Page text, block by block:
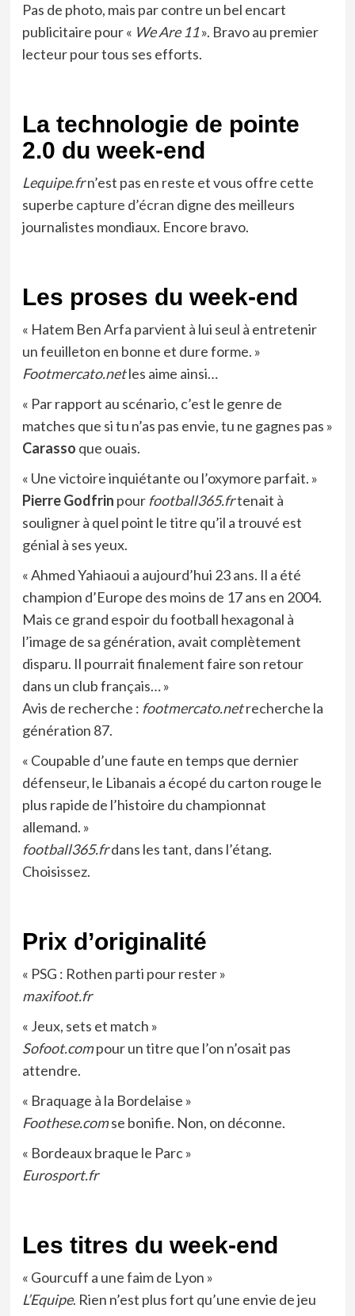
Pas de photo, mais par contre un bel encart
publicitaire pour « We Are 11». Bravo au premier
lecteur pour tous ses efforts.
La technologie de pointe
2.0 du week-end
Lequipe.frn’est pas en reste et vous offre cette
superbe capture d’écran digne des meilleurs
journalistes mondiaux. Encore bravo.
Les proses du week-end
« Hatem Ben Arfa parvient à lui seul à entretenir
un feuilleton en bonne et dure forme. »
Footmercato.netles aime ainsi…
« Par rapport au scénario, c’est le genre de
matches que si tu n’as pas envie, tu ne gagnes pas »
Carasso que ouais.
« Une victoire inquiétante ou l’oxymore parfait. »
Pierre Godfrin pour football365.frtenait à
souligner à quel point le titre qu’il a trouvé est
génial à ses yeux.
« Ahmed Yahiaoui a aujourd’hui 23 ans. Il a été
champion d’Europe des moins de 17 ans en 2004.
Mais ce grand espoir du football hexagonal à
l’image de sa génération, avait complètement
disparu. Il pourrait finalement faire son retour
dans un club français… »
Avis de recherche : footmercato.netrecherche la
génération 87.
« Coupable d’une faute en temps que dernier
défenseur, le Libanais a écopé du carton rouge le
plus rapide de l’histoire du championnat
allemand. »
football365.frdans les tant, dans l’étang.
Choisissez.
Prix d’originalité
« PSG : Rothen parti pour rester »
maxifoot.fr
« Jeux, sets et match »
Sofoot.compour un titre que l’on n’osait pas
attendre.
« Braquage à la Bordelaise »
Foothese.comse bonifie. Non, on déconne.
« Bordeaux braque le Parc »
Eurosport.fr
Les titres du week-end
« Gourcuff a une faim de Lyon »
L’Equipe. Rien n’est plus fort qu’une envie de jeu